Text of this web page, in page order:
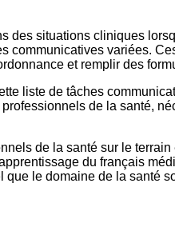
des situations cliniques
communicatives variées.
et remplir des
liste de tâches
de la santé,
de la santé sur le
du français
le domaine de la santé